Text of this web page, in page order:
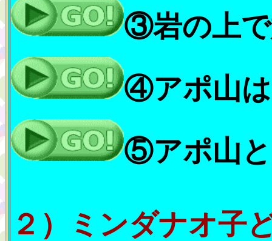
③岩の上で
④アポ山は
⑤アポ山と
２）ミンダナオ子